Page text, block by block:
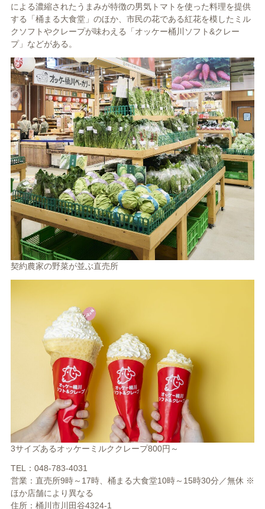
による濃縮されたうまみが特徴の男気トマトを使った料理を提供
する「桶まる大食堂」のほか、市民の花である紅花を模したミル
クソフトやクレープが味わえる「オッケー桶川ソフト&クレー
プ」などがある。
契約農家の野菜が並ぶ直売所
3サイズあるオッケーミルククレープ800円～
TEL：048-783-4031
営業：直売所9時～17時、桶まる大食堂10時～15時30分／無休 ※
ほか店舗により異なる
住所：桶川市川田谷4324-1